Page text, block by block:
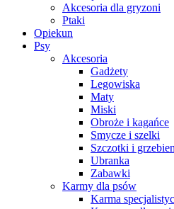
Akcesoria dla gryzoni
Ptaki
Opiekun
Psy
Akcesoria
Gadżety
Legowiska
Maty
Miski
Obroże i kagańce
Smycze i szelki
Szczotki i
Ubranka
Zabawki
Karmy dla psów
Karma